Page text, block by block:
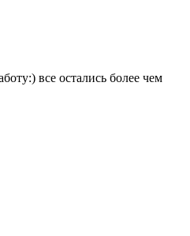
все остались более чем